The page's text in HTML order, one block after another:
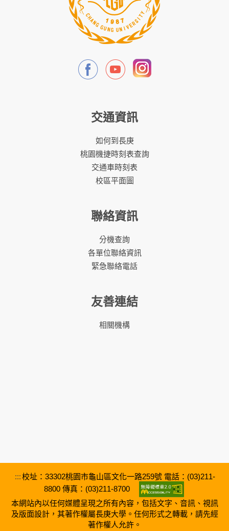
交通資訊
如何到長庚
桃園機捷時刻表查詢
交通車時刻表
校區平面圖
聯絡資訊
分機查詢
各單位聯絡資訊
緊急聯絡電話
友善連結
相關機構
:::校址：33302桃園市龜山區文化一路259號 電話：(03)211-
8800 傳真：(03)211-8700
本網站內以任何媒體呈現之所有內容，包括文字、音訊、視訊
及版面設計，其著作權屬長庚大學。任何形式之轉載，請先經
著作權人允許。